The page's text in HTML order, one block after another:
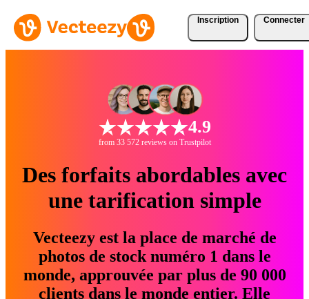
Inscription Connecter
4.9
from 33 572 reviews on Trustpilot
Des forfaits abordables avec
une tarification simple
Vecteezy est la place de marché de
photos de stock numéro 1 dans le
monde, approuvée par plus de 90 000
clients dans le monde entier. Elle